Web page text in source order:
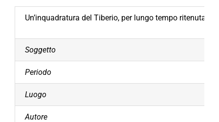
Un’inquadratura del Tiberio, per lungo tempo ritenuta
Soggetto
Periodo
Luogo
Autore